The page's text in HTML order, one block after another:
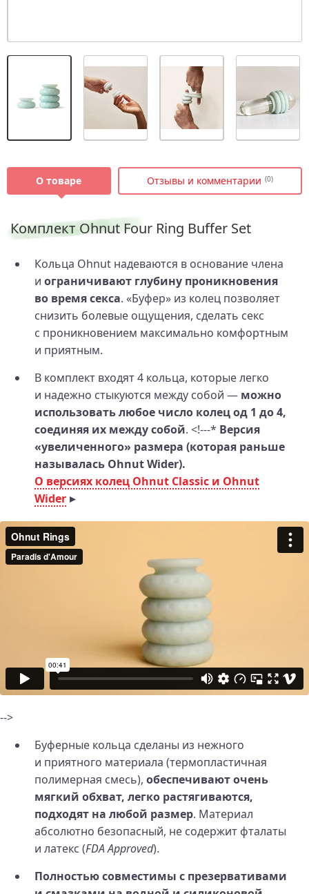
О товаре Отзывы и комментарии (0)
Комплект Ohnut Four Ring Buffer Set
Кольца Ohnut надеваются в основание члена
и ограничивают глубину проникновения
во время секса. «Буфер» из колец позволяет
снизить болевые ощущения, сделать секс
с проникновением максимально комфортным
и приятным.
В комплект входят 4 кольца, которые легко
и надежно стыкуются между собой — можно
использовать любое число колец од 1 до 4,
соединяя их между собой. <!---* Версия
«увеличенного» размера (которая раньше
называлась Ohnut Wider).
О версиях колец Ohnut Classic и Ohnut
Wider
-->
Буферные кольца сделаны из нежного
и приятного материала (термопластичная
полимерная смесь), обеспечивают очень
мягкий обхват, легко растягиваются,
подходят на любой размер. Материал
абсолютно безопасный, не содержит фталаты
и латекс (FDA Approved).
Полностью совместимы с презервативами